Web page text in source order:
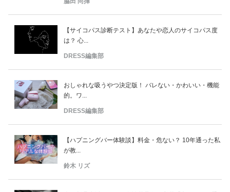
【サイコパス診断テスト】あなたや恋人のサイコパス度
は？ 心...
DRESS編集部
おしゃれな吸うやつ決定版！ バレない・かわいい・機能
的。ワ...
DRESS編集部
【ハプニングバー体験談】料金・危ない？ 10年通った私
が教...
鈴木 リズ